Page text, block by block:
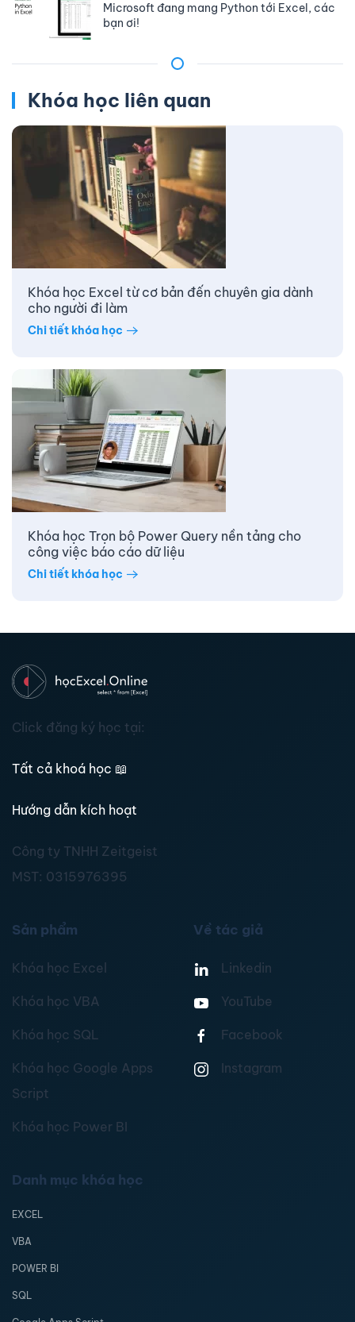
Microsoft đang mang Python tới Excel, các
bạn ơi!
Khóa học liên quan
Khóa học Excel từ cơ bản đến chuyên gia dành
cho người đi làm
Chi tiết khóa học
Khóa học Trọn bộ Power Query nền tảng cho
công việc báo cáo dữ liệu
Chi tiết khóa học
Click đăng ký học tại:
Tất cả khoá học 📖
Hướng dẫn kích hoạt
Công ty TNHH Zeitgeist
MST: 0315976395
Sản phẩm
Khóa học Excel
Khóa học VBA
Khóa học SQL
Khóa học Google Apps
Script
Khóa học Power BI
Về tác giả
Linkedin
YouTube
Facebook
Instagram
Danh mục khóa học
EXCEL
VBA
POWER BI
SQL